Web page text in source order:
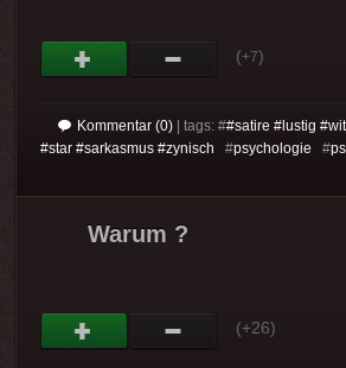
(+7)
Kommentar (0) | tags: ##satire #lustig
#star #sarkasmus #zynisch #psychologie #
Warum ?
(+26)